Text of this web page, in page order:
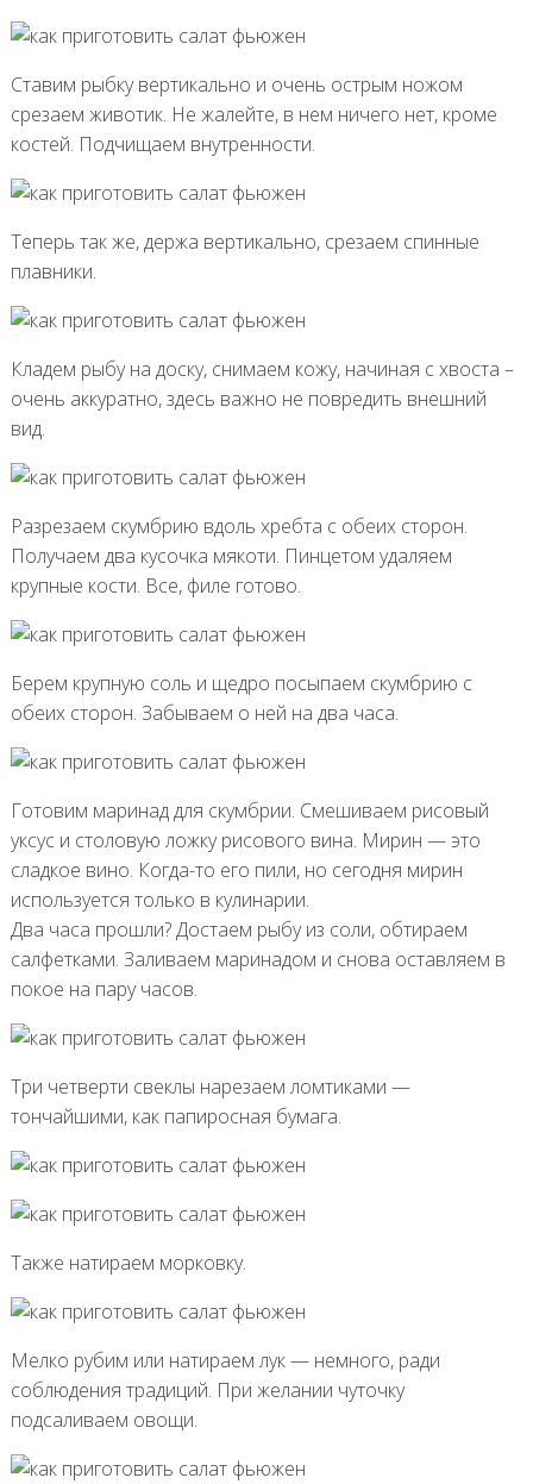
Ставим рыбку вертикально и очень острым ножом
срезаем животик. Не жалейте, в нем ничего нет, кроме
костей. Подчищаем внутренности.
Теперь так же, держа вертикально, срезаем спинные
плавники.
Кладем рыбу на доску, снимаем кожу, начиная с хвоста –
очень аккуратно, здесь важно не повредить внешний
вид.
Разрезаем скумбрию вдоль хребта с обеих сторон.
Получаем два кусочка мякоти. Пинцетом удаляем
крупные кости. Все, филе готово.
Берем крупную соль и щедро посыпаем скумбрию с
обеих сторон. Забываем о ней на два часа.
Готовим маринад для скумбрии. Смешиваем рисовый
уксус и столовую ложку рисового вина. Мирин — это
сладкое вино. Когда-то его пили, но сегодня мирин
используется только в кулинарии.
Два часа прошли? Достаем рыбу из соли, обтираем
салфетками. Заливаем маринадом и снова оставляем в
покое на пару часов.
Три четверти свеклы нарезаем ломтиками —
тончайшими, как папиросная бумага.
Также натираем морковку.
Мелко рубим или натираем лук — немного, ради
соблюдения традиций. При желании чуточку
подсаливаем овощи.